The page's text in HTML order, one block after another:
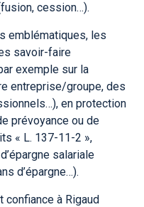
cession…).
emblématiques, les
savoir-faire
exemple sur la
entreprise/groupe, des
en protection
prévoyance ou de
« L. 137-11-2 »,
salariale
d’épargne…).
à Rigaud